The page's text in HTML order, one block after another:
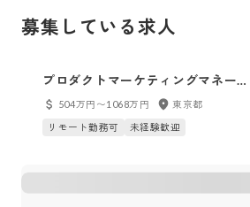
募集している求人
プロダクトマーケティングマネージ
ャー候補｜インハウス
504万円〜1068万円
東京都
リモート勤務可
未経験歓迎